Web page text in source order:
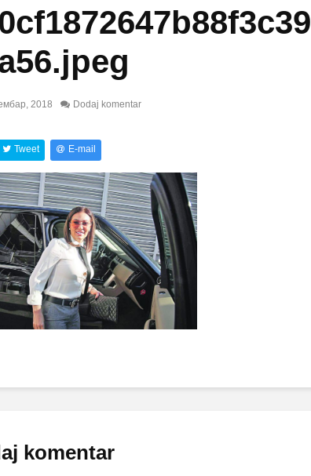
2018 Dodaj komentar
Tweet E-mail
komentar